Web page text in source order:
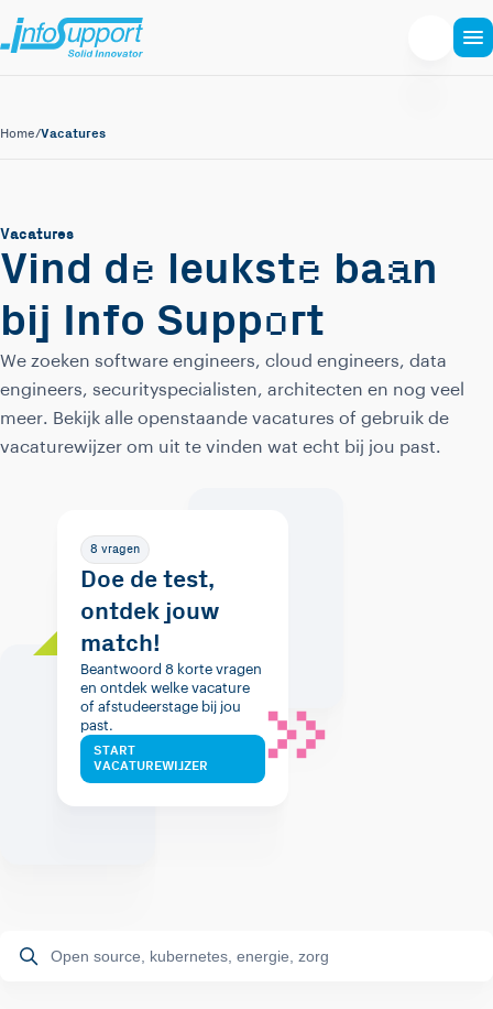
Home/Vacatures
Vacatures
Vind de leukste baan
bij Info Support
We zoeken software engineers, cloud engineers, data
engineers, securityspecialisten, architecten en nog veel
meer. Bekijk alle openstaande vacatures of gebruik de
vacaturewijzer om uit te vinden wat echt bij jou past.
8 vragen
Doe de test,
ontdek jouw
match!
Beantwoord 8 korte vragen
en ontdek welke vacature
of afstudeerstage bij jou
past.
START
VACATUREWIJZER